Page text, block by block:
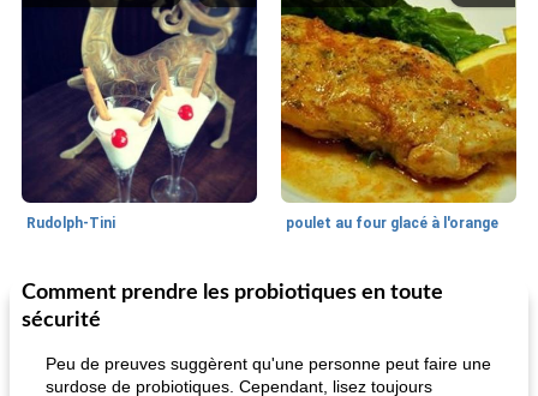
Rudolph-Tini poulet au four glacé à l'orange
10min
Alimentation saine Vacances et événements
Comment prendre les probiotiques en toute
sécurité
Peu de preuves suggèrent qu'une personne peut faire une
surdose de probiotiques. Cependant, lisez toujours